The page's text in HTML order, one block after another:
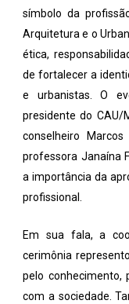
símbolo da
Arquitetura e o
ética,
de fortalecer a
e urbanistas. O
presidente do CAU/
conselheiro
professora Janaína
a importância da
profissional.
Em sua fala, a
cerimônia
pelo conhecimento,
com a sociedade.